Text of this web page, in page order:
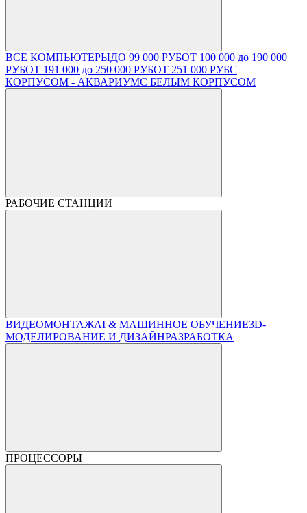
ВСЕ КОМПЬЮТЕРЫДО 99 000 РУБОТ 100 000 до 190 000
РУБОТ 191 000 до 250 000 РУБОТ 251 000 РУБС
КОРПУСОМ - АКВАРИУМС БЕЛЫМ КОРПУСОМ
РАБОЧИЕ СТАНЦИИ
ВИДЕОМОНТАЖAI & МАШИННОЕ ОБУЧЕНИЕ3D-
МОДЕЛИРОВАНИЕ И ДИЗАЙНРАЗРАБОТКА
ПРОЦЕССОРЫ